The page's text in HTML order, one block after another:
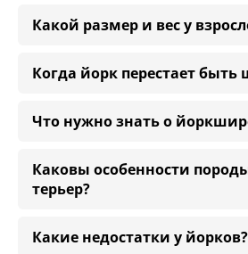
Какой размер и вес у
Когда йорк перестает
Что нужно знать о
Каковы особенности
терьер?
Какие недостатки у йорков?